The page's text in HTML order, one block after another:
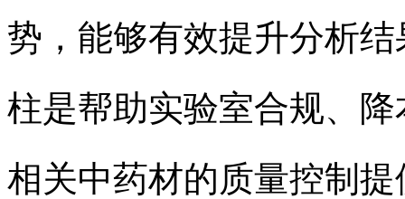
势，能够有效提升分析
柱是帮助实验室合规、
相关中药材的质量控制